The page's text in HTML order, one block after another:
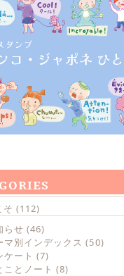
そ (112)
らせ (46)
マ別インデックス (50)
ケート (7)
ことノート (8)